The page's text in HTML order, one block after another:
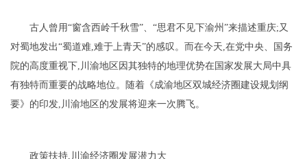
古人曾用“窗含西岭千秋雪”、“思君不见下渝州”来描述重庆;又
对蜀地发出“蜀道难,难于上青天”的感叹。而在今天,在党中央、国务
院的高度重视下,川渝地区因其独特的地理优势在国家发展大局中具
有独特而重要的战略地位。随着《成渝地区双城经济圈建设规划纲
要》的印发,川渝地区的发展将迎来一次腾飞。
政策扶持,川渝经济圈发展潜力大